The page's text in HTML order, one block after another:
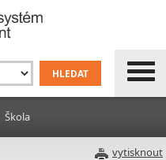
Škola
vytisknout